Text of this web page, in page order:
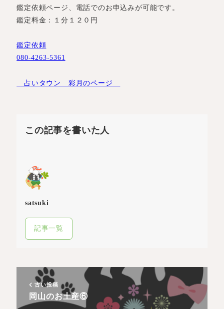
鑑定依頼ページ、電話でのお申込みが可能です。
鑑定料金：１分１２０円
鑑定依頼
080-4263-5361
占いタウン 彩月のページ
この記事を書いた人
satsuki
記事一覧
古い投稿
岡山のお土産⑥